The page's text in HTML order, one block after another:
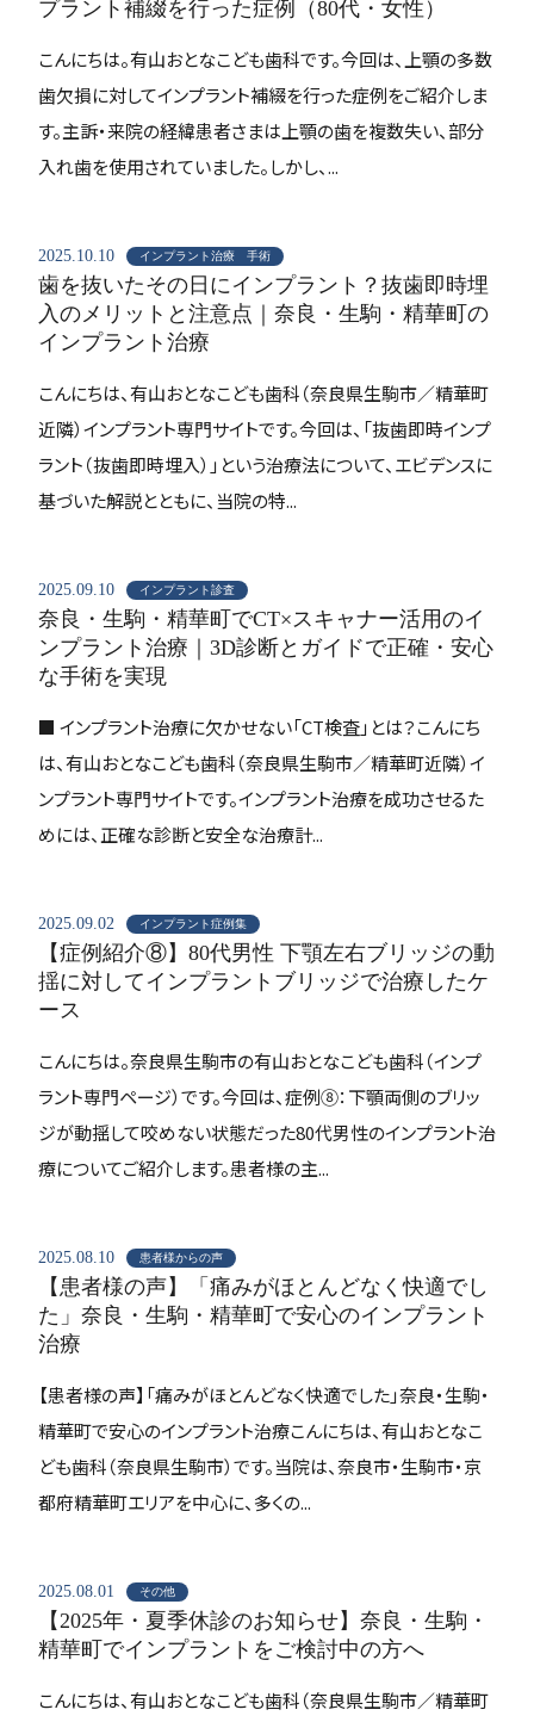
プラント補綴を行った症例（80代・女性）
こんにちは。有山おとなこども歯科です。今回は、上顎の多数
歯欠損に対してインプラント補綴を行った症例をご紹介しま
す。主訴・来院の経緯患者さまは上顎の歯を複数失い、部分
入れ歯を使用されていました。しかし、...
2025.10.10 インプラント治療 手術
歯を抜いたその日にインプラント？抜歯即時埋
入のメリットと注意点｜奈良・生駒・精華町の
インプラント治療
こんにちは、有山おとなこども歯科（奈良県生駒市／精華町
近隣）インプラント専門サイトです。今回は、「抜歯即時インプ
ラント（抜歯即時埋入）」という治療法について、エビデンスに
基づいた解説とともに、当院の特...
2025.09.10 インプラント診査
奈良・生駒・精華町でCT×スキャナー活用のイ
ンプラント治療｜3D診断とガイドで正確・安心
な手術を実現
■ インプラント治療に欠かせない「CT検査」とは？こんにち
は、有山おとなこども歯科（奈良県生駒市／精華町近隣）イ
ンプラント専門サイトです。インプラント治療を成功させるた
めには、正確な診断と安全な治療計...
2025.09.02 インプラント症例集
【症例紹介⑧】80代男性 下顎左右ブリッジの動
揺に対してインプラントブリッジで治療したケ
ース
こんにちは。奈良県生駒市の有山おとなこども歯科（インプ
ラント専門ページ）です。今回は、症例⑧：下顎両側のブリッ
ジが動揺して咬めない状態だった80代男性のインプラント治
療についてご紹介します。患者様の主...
2025.08.10 患者様からの声
【患者様の声】「痛みがほとんどなく快適でし
た」奈良・生駒・精華町で安心のインプラント
治療
【患者様の声】「痛みがほとんどなく快適でした」奈良・生駒・
精華町で安心のインプラント治療こんにちは、有山おとなこ
ども歯科（奈良県生駒市）です。当院は、奈良市・生駒市・京
都府精華町エリアを中心に、多くの...
2025.08.01 その他
【2025年・夏季休診のお知らせ】奈良・生駒・
精華町でインプラントをご検討中の方へ
こんにちは、有山おとなこども歯科（奈良県生駒市／精華町